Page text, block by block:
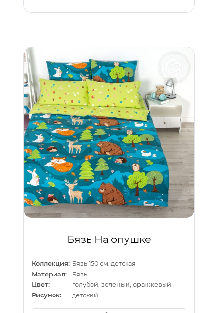
Бязь На опушке
Коллекция: Бязь 150 см. детская
Материал:
Бязь
Цвет:
голубой, зеленый, оранжевый
Рисунок:
детский